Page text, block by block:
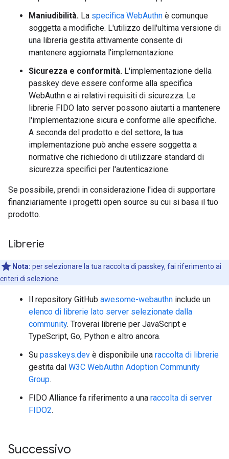
Maniudibilità. La specifica WebAuthn è comunque
soggetta a modifiche. L'utilizzo dell'ultima versione di
una libreria gestita attivamente consente di
mantenere aggiornata l'implementazione.
Sicurezza e conformità. L'implementazione della
passkey deve essere conforme alla specifica
WebAuthn e ai relativi requisiti di sicurezza. Le
librerie FIDO lato server possono aiutarti a mantenere
l'implementazione sicura e conforme alle specifiche.
A seconda del prodotto e del settore, la tua
implementazione può anche essere soggetta a
normative che richiedono di utilizzare standard di
sicurezza specifici per l'autenticazione.
Se possibile, prendi in considerazione l'idea di supportare
finanziariamente i progetti open source su cui si basa il tuo
prodotto.
Librerie
Nota: per selezionare la tua raccolta di passkey, fai riferimento ai
criteri di selezione
Il repository GitHub awesome-webauthn include un
elenco di librerie lato server selezionate dalla
community. Troverai librerie per JavaScript e
TypeScript, Go, Python e altro ancora.
Su passkeys.dev è disponibile una raccolta di librerie
gestita dal W3C WebAuthn Adoption Community
Group.
FIDO Alliance fa riferimento a una raccolta di server
FIDO2.
Successivo